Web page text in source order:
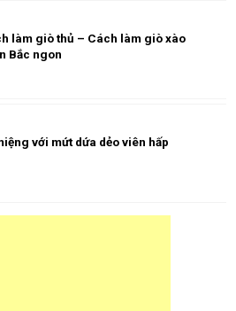
làm giò thủ – Cách làm giò xào
Bắc ngon
với mứt dứa dẻo viên hấp